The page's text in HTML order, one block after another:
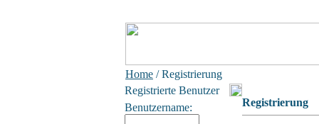
Home / Registrierung
Registrierte Benutzer
Benutzername:
Registrierung